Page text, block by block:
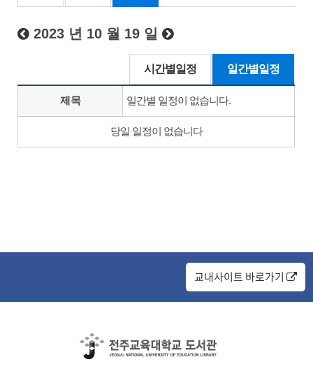
2023 년 10 월 19 일
일간별일정
시간별일정
제목 일간별 일정이 없습니다.
당일 일정이 없습니다
교내사이트 바로가기